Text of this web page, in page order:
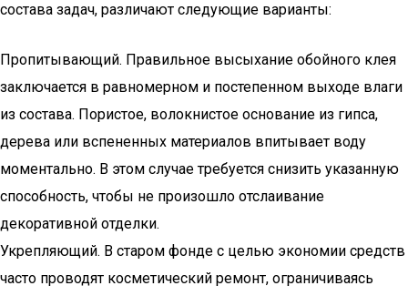
состава задач, различают следующие варианты:
Пропитывающий. Правильное высыхание обойного клея
заключается в равномерном и постепенном выходе влаги
из состава. Пористое, волокнистое основание из гипса,
дерева или вспененных материалов впитывает воду
моментально. В этом случае требуется снизить указанную
способность, чтобы не произошло отслаивание
декоративной отделки.
Укрепляющий. В старом фонде с целью экономии средств
часто проводят косметический ремонт, ограничиваясь